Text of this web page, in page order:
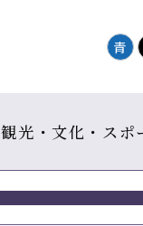
青
観光・文化・スポ